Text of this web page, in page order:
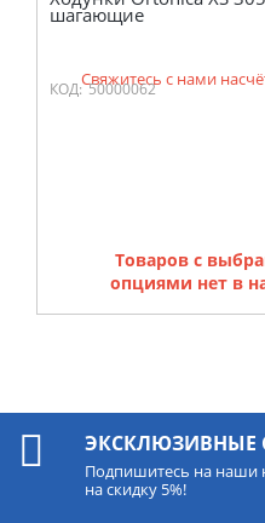
шагающие
КОД: 50000062
Свяжитесь с нами
Товаров с
опциями нет в
ЭКСКЛЮЗИВНЫЕ
Подпишитесь на наши
на скидку 5%!